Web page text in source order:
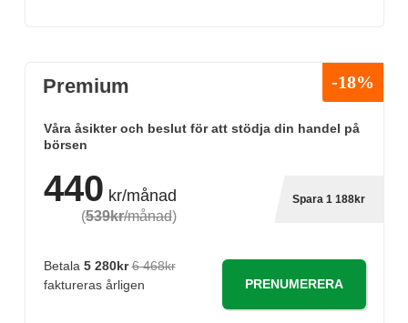
Premium -18%
Våra åsikter och beslut för att stödja din handel på
börsen
440 kr/månad
(539kr/månad)
Spara 1 188kr
Betala 5 280kr 6 468kr
faktureras årligen
PRENUMERERA